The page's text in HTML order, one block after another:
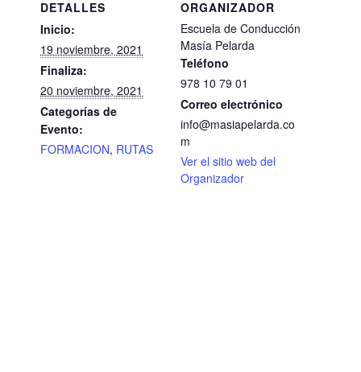
DETALLES
Inicio:
19 noviembre, 2021
Finaliza:
20 noviembre, 2021
Categorías de
Evento:
FORMACION, RUTAS
ORGANIZADOR
Escuela de Conducción
Masía Pelarda
Teléfono
978 10 79 01
Correo electrónico
info@masiapelarda.co
m
Ver el sitio web del
Organizador